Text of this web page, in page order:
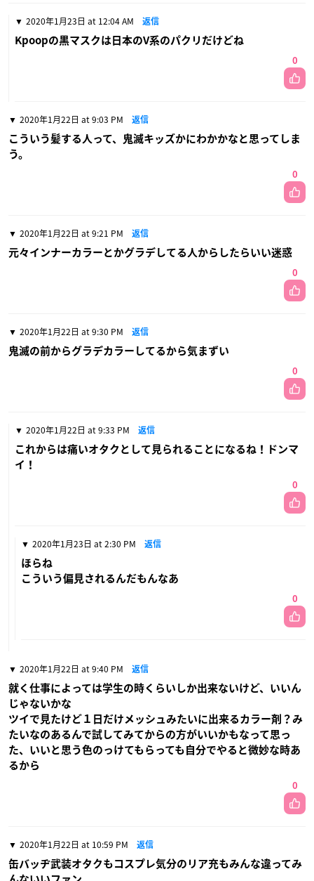
2020年1月23日 at 12:04 AM 返信
Kpoopの黒マスクは日本のV系のパクリだけどね
0
2020年1月22日 at 9:03 PM 返信
こういう髪する人って、鬼滅キッズかにわかかなと思ってしま
う。
0
2020年1月22日 at 9:21 PM 返信
元々インナーカラーとかグラデしてる人からしたらいい迷惑
0
2020年1月22日 at 9:30 PM 返信
鬼滅の前からグラデカラーしてるから気まずい
0
2020年1月22日 at 9:33 PM 返信
これからは痛いオタクとして見られることになるね！ドンマ
イ！
0
2020年1月23日 at 2:30 PM 返信
ほらね
こういう偏見されるんだもんなあ
0
2020年1月22日 at 9:40 PM 返信
就く仕事によっては学生の時くらいしか出来ないけど、いいん
じゃないかな
ツイで見たけど１日だけメッシュみたいに出来るカラー剤？み
たいなのあるんで試してみてからの方がいいかもなって思っ
た、いいと思う色のっけてもらっても自分でやると微妙な時あ
るから
0
2020年1月22日 at 10:59 PM 返信
缶バッヂ武装オタクもコスプレ気分のリア充もみんな違ってみ